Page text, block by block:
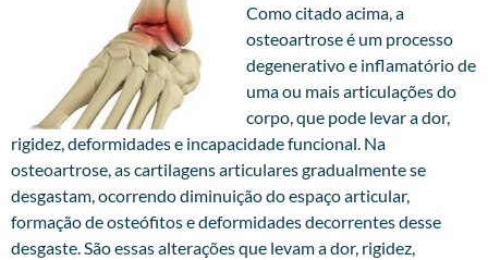
Como citado acima, a
osteoartrose é um processo
degenerativo e inflamatório de
uma ou mais articulações do
corpo, que pode levar a dor,
rigidez, deformidades e incapacidade funcional. Na
osteoartrose, as cartilagens articulares gradualmente se
desgastam, ocorrendo diminuição do espaço articular,
formação de osteófitos e deformidades decorrentes desse
desgaste. São essas alterações que levam a dor, rigidez,